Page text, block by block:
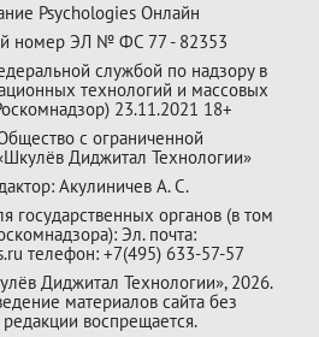
Psychologies Онлайн
номер ЭЛ № ФС 77 - 82353
службой по надзору в
технологий и массовых
23.11.2021 18+
с ограниченной
Диджитал Технологии»
Акулиничев А. С.
государственных органов (в том
Эл. почта:
телефон: +7(495) 633-57-57
Диджитал Технологии», 2026.
материалов сайта без
воспрещается.